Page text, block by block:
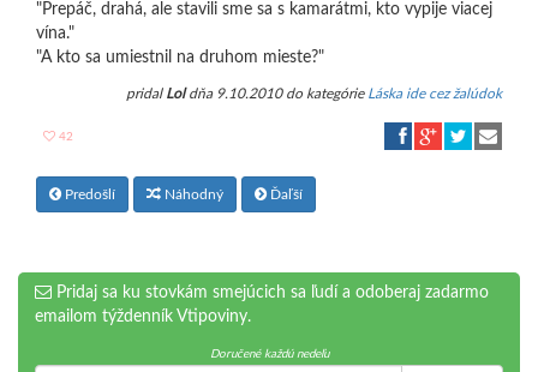
"Prepáč, drahá, ale stavili sme sa s kamarátmi, kto vypije viacej
vína."
"A kto sa umiestnil na druhom mieste?"
pridal Loldňa 9.10.2010 do kategórie Láska ide cez žalúdok
42
Predošlí Náhodný Ďaľší
Pridaj sa ku stovkám smejúcich sa ľudí a odoberaj zadarmo
emailom týždenník Vtipoviny.
Doručené každú nedeľu